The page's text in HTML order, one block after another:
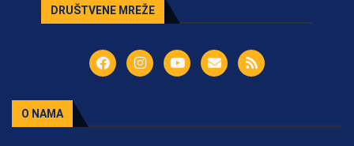
DRUŠTVENE MREŽE
O NAMA